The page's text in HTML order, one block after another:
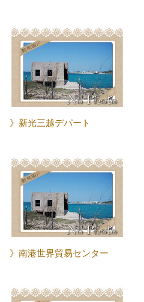
》新光三越デパート
》南港世界貿易センター